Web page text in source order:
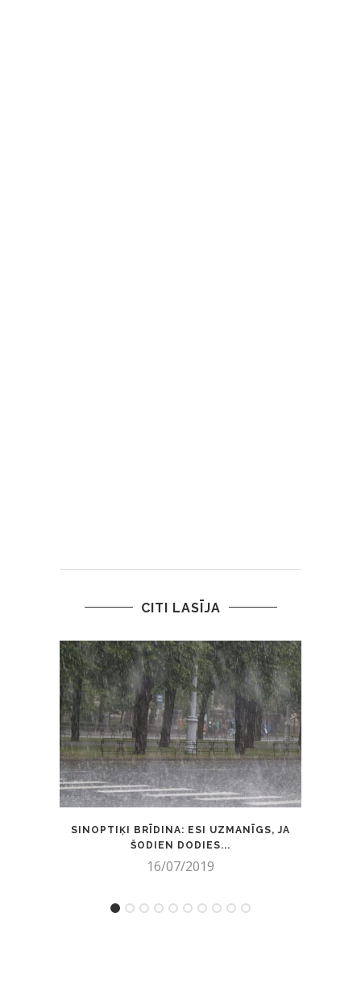
CITI LASĪJA
SINOPTIĶI BRĪDINA: ESI UZMANĪGS, JA
ŠODIEN DODIES...
16/07/2019